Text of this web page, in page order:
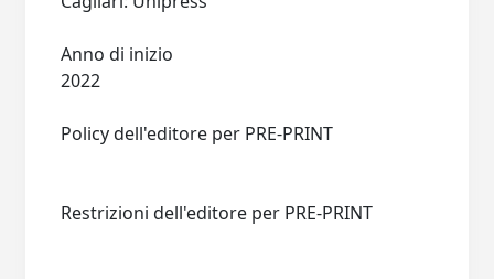
Anno di inizio
Policy dell'editore per PRE-PRINT
Restrizioni dell'editore per PRE-PRINT